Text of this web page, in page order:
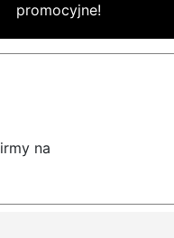
promocyjne!
na